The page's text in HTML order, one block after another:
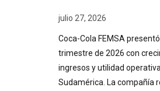
julio 27, 2026
Coca-Cola FEMSA
trimestre de 2026 con
ingresos y utilidad
Sudamérica. La compañía